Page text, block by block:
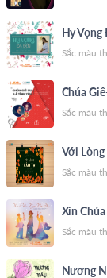
Sắc màu
Chúa
Sắc màu
Với Lòng
Sắc màu
Xin
Sắc màu
Nương